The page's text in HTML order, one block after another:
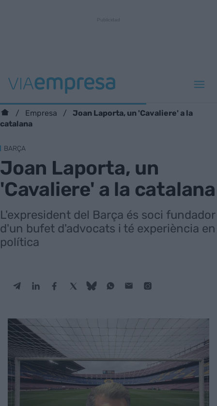
Empresa
Joan Laporta, un 'Cavaliere' a la
catalana
BARÇA
Joan Laporta, un
'Cavaliere' a la catalana
L'expresident del Barça és soci fundador
d'un bufet d'advocats i té experiència en
política